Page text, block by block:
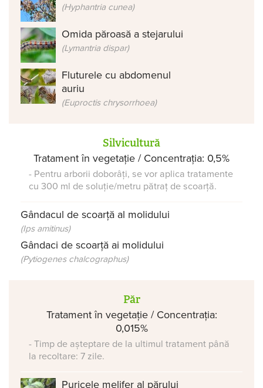
(Hyphantria cunea)
Omida păroasă a stejarului
(Lymantria dispar)
Fluturele cu abdomenul
auriu
(Euproctis chrysorrhoea)
Silvicultură
Tratament în vegetație / Concentrația: 0,5%
- Pentru arborii doborâți, se vor aplica tratamente
cu 300 ml de soluție/metru pătraț de scoarță.
Gândacul de scoarță al molidului
(Ips amitinus)
Gândaci de scoarță ai molidului
(Pytiogenes chalcographus)
Păr
Tratament în vegetație / Concentrația:
0,015%
- Timp de așteptare de la ultimul tratament până
la recoltare: 7 zile.
Puricele melifer al părului